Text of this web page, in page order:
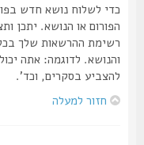
כדי לשלוח נושא חדש
הפורום או הנושא. יתכן
רשימת ההרשאות שלך בכל
והנושא. לדוגמה: אתה יכול
להצביע בסקרים, וכד'.
חזור למעלה